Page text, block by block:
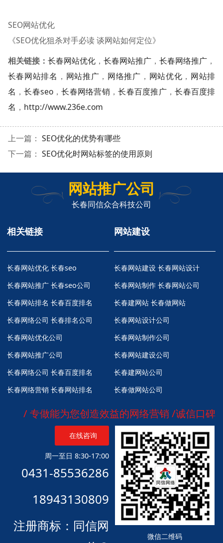
SEO网站优化
《SEO优化狙杀对手必读 谈网站如何定位》
相关链接： 长春网站优化，长春网站推广 ，长春网络推广 ，
长春网站排名 ， 网站推广 ， 网络推广 ， 网站优化 ， 网站排
名 ，长春seo，长春网络营销 ，长春百度推广，长春百度排
名 ， http://www.236e.com
上一篇： SEO优化的优势有哪些
下一篇： SEO优化时网站标签的使用原则
网站推广公司
长春同信众合科技公司
相关链接
长春网站优化 长春seo
长春网站推广 长春seo公司
长春网站排名 长春百度排名
长春网络公司 长春排名公司
长春网站优化公司
长春网站推广公司
长春网络公司 长春百度排名
长春网络营销 长春网站排名
网站建设
长春网站建设 长春网站设计
长春网站制作 长春网站公司
长春建网站 长春做网站
长春网站设计公司
长春网站制作公司
长春网站建设公司
长春建网站公司
长春做网站公司
/ 专做能为您创造效益的网络营销 /诚信口碑
在线咨询
周一至日 8:30-17:00
0431-85536286
18943130809
注册商标：同信网
微信二维码